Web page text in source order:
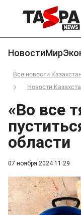
НовостиМир
Все новости
Новости
07 ноября 2024 11:29
«Во все
области